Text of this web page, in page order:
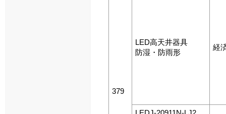
379
LED高天井器具
防湿・防雨形
経